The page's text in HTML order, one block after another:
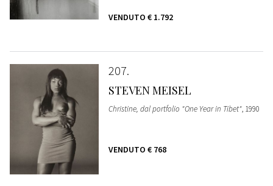
VENDUTO € 1.792
207
STEVEN MEISEL
Christine, dal portfolio "One Year in Tibet", 1990
VENDUTO € 768